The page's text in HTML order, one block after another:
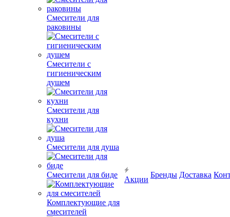
Смесители для
раковины
Смесители с
гигиеническим
душем
Смесители для
кухни
Смесители для душа
Смесители для биде
Комплектующие для
смесителей
Акции
Бренды Доставка